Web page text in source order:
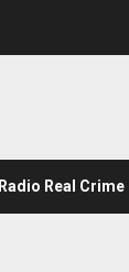
Radio Real Crime